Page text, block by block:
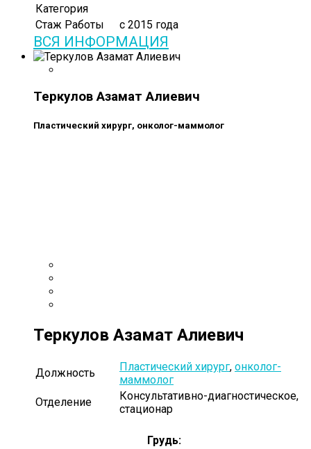
Категория
Стаж Работы
c 2015 года
ВСЯ ИНФОРМАЦИЯ
Теркулов Азамат Алиевич
Пластический хирург, онколог-маммолог
Теркулов Азамат Алиевич
Должность Пластический хирург, онколог-
маммолог
Отделение
Консультативно-диагностическое,
стационар
Грудь: